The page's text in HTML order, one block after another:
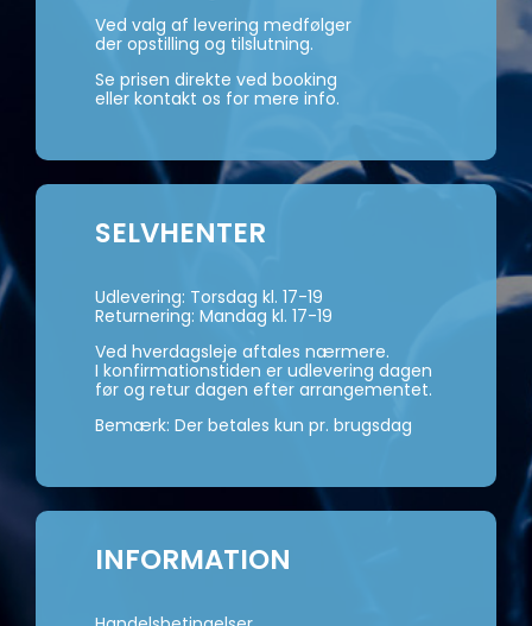
Ved valg af levering medfølger
der opstilling og tilslutning.
Se prisen direkte ved booking
eller kontakt os for mere info.
SELVHENTER
Udlevering: Torsdag kl. 17-19
Returnering: Mandag kl. 17-19
Ved hverdagsleje aftales nærmere.
I konfirmationstiden er udlevering dagen
før og retur dagen efter arrangementet.
Bemærk: Der betales kun pr. brugsdag
INFORMATION